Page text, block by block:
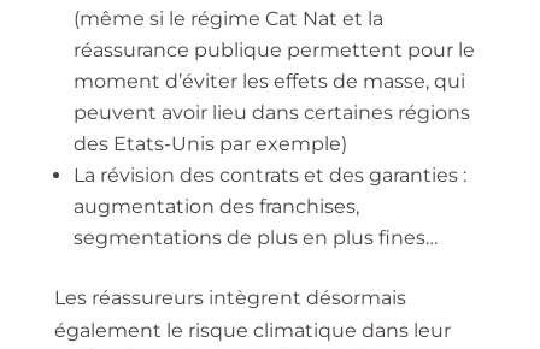
(même si le régime Cat Nat et la
réassurance publique permettent pour le
moment d’éviter les effets de masse, qui
peuvent avoir lieu dans certaines régions
des Etats-Unis par exemple)
La révision des contrats et des garanties :
augmentation des franchises,
segmentations de plus en plus fines…
Les réassureurs intègrent désormais
également le risque climatique dans leur